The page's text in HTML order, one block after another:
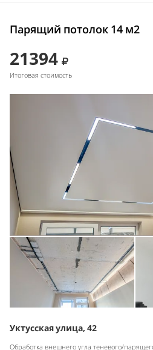
Парящий потолок 14 м2
21394
Итоговая стоимость
Уктусская улица, 42
Обработка внешнего угла теневого/